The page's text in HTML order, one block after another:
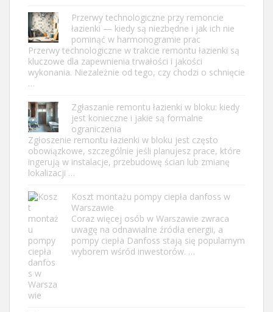
Przerwy technologiczne przy remoncie
łazienki — kiedy są niezbędne i jak ich nie
pominąć w harmonogramie prac
Przerwy technologiczne w trakcie remontu łazienki są
kluczowe dla zapewnienia trwałości i jakości
wykonania. Niezależnie od tego, czy chodzi o schnięcie
…
Zgłaszanie remontu łazienki w bloku: kiedy
jest konieczne i jakie są formalne
ograniczenia
Zgłoszenie remontu łazienki w bloku jest często
obowiązkowe, szczególnie jeśli planujesz prace, które
ingerują w instalacje, przebudowę ścian lub zmianę
lokalizacji …
Koszt montażu pompy ciepła danfoss w
Warszawie
Coraz więcej osób w Warszawie zwraca
uwagę na odnawialne źródła energii, a
pompy ciepła Danfoss stają się popularnym
wyborem wśród inwestorów. …